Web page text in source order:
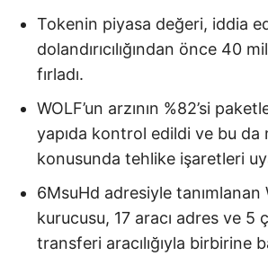
Tokenin piyasa değeri, iddia
dolandırıcılığından önce 40
fırladı.
WOLF’un arzının %82’si
yapıda kontrol edildi ve bu da
konusunda tehlike işaretleri
6MsuHd adresiyle tanımlanan
kurucusu, 17 aracı adres ve 5
transferi aracılığıyla birbirine